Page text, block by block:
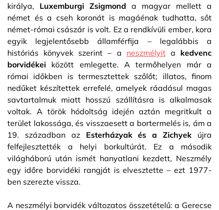
királya, Luxemburgi Zsigmond a magyar mellett a
német és a cseh koronát is magáénak tudhatta, sőt
német-római császár is volt. Ez a rendkívüli ember, kora
egyik legjelentősebb államférfija – legalábbis a
históriás könyvek szerint – a neszmélyita kedvenc
borvidékei között emlegette. A termőhelyen már a
római időkben is termesztettek szőlőt; illatos, finom
nedűket készítettek errefelé, amelyek ráadásul magas
savtartalmuk miatt hosszú szállításra is alkalmasak
voltak. A török hódoltság idején aztán megritkult a
terület lakossága, és visszaesett a bortermelés is, ám a
19. században az Esterházyak és a Zichyek újra
felfejlesztették a helyi borkultúrát. Ez a második
világháború után ismét hanyatlani kezdett, Neszmély
egy időre borvidéki rangját is elvesztette – ezt 1977-
ben szerezte vissza.
A neszmélyi borvidék változatos összetételű: a Gerecse